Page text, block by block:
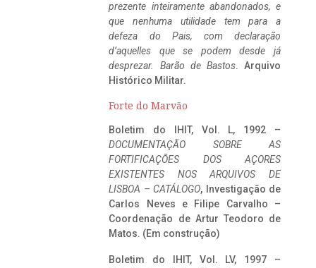
prezente inteiramente abandonados, e
que nenhuma utilidade tem para a
defeza do Pais, com declaração
d’aquelles que se podem desde já
desprezar. Barão de Bastos. Arquivo
Histórico Militar.
Forte do Marvão
Boletim do IHIT, Vol. L, 1992 –
DOCUMENTAÇÃO SOBRE AS
FORTIFICAÇÕES DOS AÇORES
EXISTENTES NOS ARQUIVOS DE
LISBOA – CATÁLOGO, Investigação de
Carlos Neves e Filipe Carvalho –
Coordenação de Artur Teodoro de
Matos. (Em construção)
Boletim do IHIT, Vol. LV, 1997 –